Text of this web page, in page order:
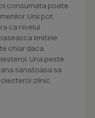
consumata poate
Unii pot
ca nivelul
limitele
chiar daca
Una peste
sanatoasa sa
zilnic.